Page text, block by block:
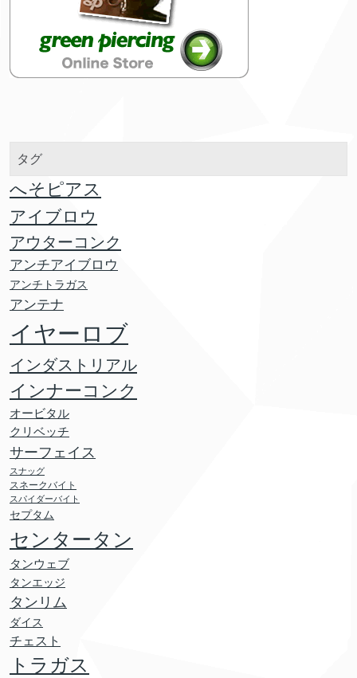
タグ
へそピアス
アイブロウ
アウターコンク
アンチアイブロウ
アンチトラガス
アンテナ
イヤーロブ
インダストリアル
インナーコンク
オービタル
クリベッチ
サーフェイス
スナッグ
スネークバイト
スパイダーバイト
セプタム
センタータン
タンウェブ
タンエッジ
タンリム
ダイス
チェスト
トラガス